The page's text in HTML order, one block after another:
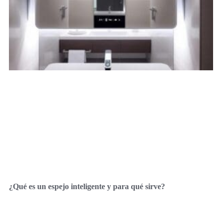
¿Qué es un espejo inteligente y para qué sirve?